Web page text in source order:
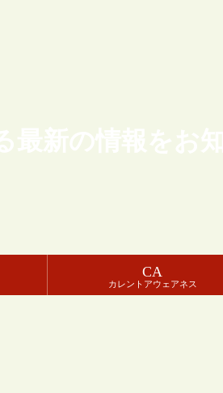
最新の情報をお
CA
カレントアウェアネス